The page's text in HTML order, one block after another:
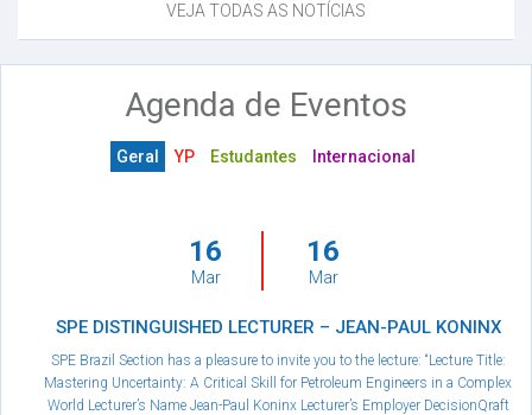
VEJA TODAS AS NOTÍCIAS
Agenda de Eventos
Geral YP Estudantes Internacional
16
Mar
16
Mar
SPE DISTINGUISHED LECTURER – JEAN-PAUL KONINX
SPE Brazil Section has a pleasure to invite you to the lecture: “Lecture Title:
Mastering Uncertainty: A Critical Skill for Petroleum Engineers in a Complex
World Lecturer’s Name Jean-Paul Koninx Lecturer’s Employer DecisionQraft